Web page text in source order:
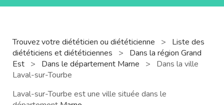
Trouvez votre diététicien ou diététicienne >
Liste des
diététiciens et diététiciennes
>
Dans la région Grand
Est > Dans le département Marne >
Dans la ville
Laval-sur-Tourbe
Laval-sur-Tourbe est une ville située dans le